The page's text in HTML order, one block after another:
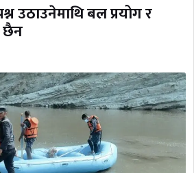
उठाउनेमाथि बल प्रयोग र
छैन